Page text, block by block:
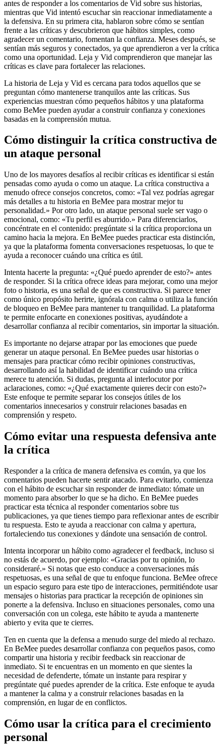
antes de responder a los comentarios de Vid sobre sus historias,
mientras que Vid intentó escuchar sin reaccionar inmediatamente a
la defensiva. En su primera cita, hablaron sobre cómo se sentían
frente a las críticas y descubrieron que hábitos simples, como
agradecer un comentario, fomentan la confianza. Meses después, se
sentían más seguros y conectados, ya que aprendieron a ver la crítica
como una oportunidad. Leja y Vid comprendieron que manejar las
críticas es clave para fortalecer las relaciones.
La historia de Leja y Vid es cercana para todos aquellos que se
preguntan cómo mantenerse tranquilos ante las críticas. Sus
experiencias muestran cómo pequeños hábitos y una plataforma
como BeMee pueden ayudar a construir confianza y conexiones
basadas en la comprensión mutua.
Cómo distinguir la crítica constructiva de
un ataque personal
Uno de los mayores desafíos al recibir críticas es identificar si están
pensadas como ayuda o como un ataque. La crítica constructiva a
menudo ofrece consejos concretos, como: «Tal vez podrías agregar
más detalles a tu historia en BeMee para mostrar mejor tu
personalidad.» Por otro lado, un ataque personal suele ser vago o
emocional, como: «Tu perfil es aburrido.» Para diferenciarlos,
concéntrate en el contenido: pregúntate si la crítica proporciona un
camino hacia la mejora. En BeMee puedes practicar esta distinción,
ya que la plataforma fomenta conversaciones respetuosas, lo que te
ayuda a reconocer cuándo una crítica es útil.
Intenta hacerte la pregunta: «¿Qué puedo aprender de esto?» antes
de responder. Si la crítica ofrece ideas para mejorar, como una mejor
foto o historia, es una señal de que es constructiva. Si parece tener
como único propósito herirte, ignórala con calma o utiliza la función
de bloqueo en BeMee para mantener tu tranquilidad. La plataforma
te permite enfocarte en conexiones positivas, ayudándote a
desarrollar confianza al recibir comentarios, sin importar la situación.
Es importante no dejarse atrapar por las emociones que puede
generar un ataque personal. En BeMee puedes usar historias o
mensajes para practicar cómo recibir opiniones constructivas,
desarrollando así la habilidad de identificar cuándo una crítica
merece tu atención. Si dudas, pregunta al interlocutor por
aclaraciones, como: «¿Qué exactamente quieres decir con esto?»
Este enfoque te permite separar los consejos útiles de los
comentarios innecesarios y construir relaciones basadas en
comprensión y respeto.
Cómo evitar una respuesta defensiva ante
la crítica
Responder a la crítica de manera defensiva es común, ya que los
comentarios pueden hacerte sentir atacado. Para evitarlo, comienza
con el hábito de escuchar sin responder de inmediato: tómate un
momento para absorber lo que se ha dicho. En BeMee puedes
practicar esta técnica al responder comentarios sobre tus
publicaciones, ya que tienes tiempo para reflexionar antes de escribir
tu respuesta. Esto te ayuda a reaccionar con calma y apertura,
fortaleciendo tus conexiones y dándote una sensación de control.
Intenta incorporar un hábito como agradecer el feedback, incluso si
no estás de acuerdo, por ejemplo: «Gracias por tu opinión, lo
consideraré.» Si notas que esto conduce a conversaciones más
respetuosas, es una señal de que tu enfoque funciona. BeMee ofrece
un espacio seguro para este tipo de interacciones, permitiéndote usar
mensajes o historias para practicar la recepción de opiniones sin
ponerte a la defensiva. Incluso en situaciones personales, como una
conversación con un colega, este hábito te ayuda a mantenerte
abierto y evita que te cierres.
Ten en cuenta que la defensa a menudo surge del miedo al rechazo.
En BeMee puedes desarrollar confianza con pequeños pasos, como
compartir una historia y recibir feedback sin reaccionar de
inmediato. Si te encuentras en un momento en que sientes la
necesidad de defenderte, tómate un instante para respirar y
pregúntate qué puedes aprender de la crítica. Este enfoque te ayuda
a mantener la calma y a construir relaciones basadas en la
comprensión, en lugar de en conflictos.
Cómo usar la crítica para el crecimiento
personal